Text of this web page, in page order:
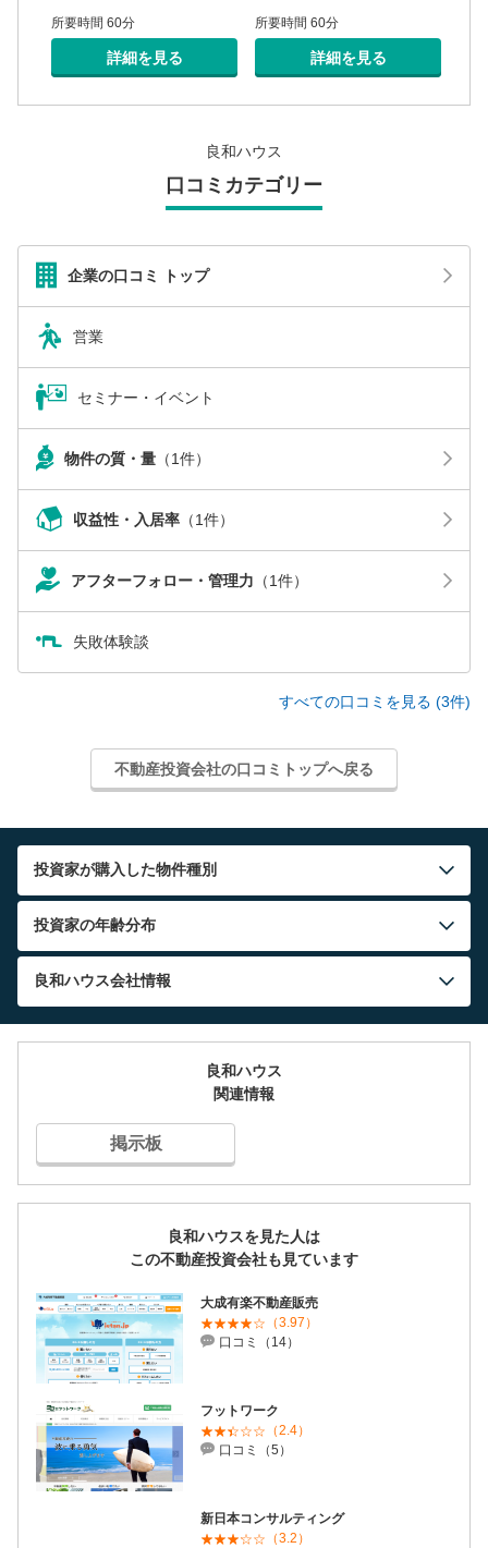
所要時間 60分
詳細を見る
所要時間 60分
詳細を見る
良和ハウス
口コミカテゴリー
企業の口コミ トップ
営業
セミナー・イベント
物件の質・量 （1件）
収益性・入居率 （1件）
アフターフォロー・管理力 （1件）
失敗体験談
すべての口コミを見る (3件)
不動産投資会社の口コミトップへ戻る
投資家が購入した物件種別
投資家の年齢分布
良和ハウス会社情報
良和ハウス
関連情報
掲示板
良和ハウスを見た人は
この不動産投資会社も見ています
大成有楽不動産販売
（3.97）
口コミ（14）
フットワーク
（2.4）
口コミ（5）
新日本コンサルティング
（3.2）